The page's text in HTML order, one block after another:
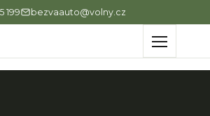
199 bezvaauto@volny.cz
Menu